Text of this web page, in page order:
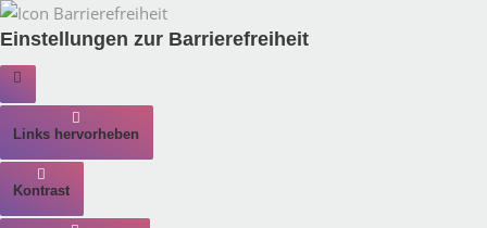
Einstellungen zur Barrierefreiheit
Links hervorheben
Kontrast